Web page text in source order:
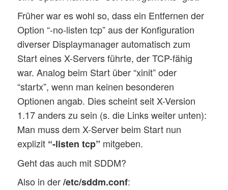
Früher war es wohl so, dass ein Entfernen der
Option “-no-listen tcp” aus der Konfiguration
diverser Displaymanager automatisch zum
Start eines X-Servers führte, der TCP-fähig
war. Analog beim Start über “xinit” oder
“startx”, wenn man keinen besonderen
Optionen angab. Dies scheint seit X-Version
1.17 anders zu sein (s. die Links weiter unten):
Man muss dem X-Server beim Start nun
explizit “-listen tcp” mitgeben.
Geht das auch mit SDDM?
Also in der/etc/sddm.conf: